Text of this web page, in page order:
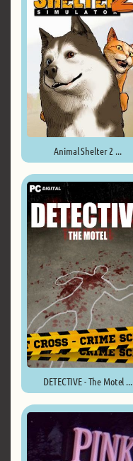
Animal Shelter 2 ...
DETECTIVE - The Motel ...